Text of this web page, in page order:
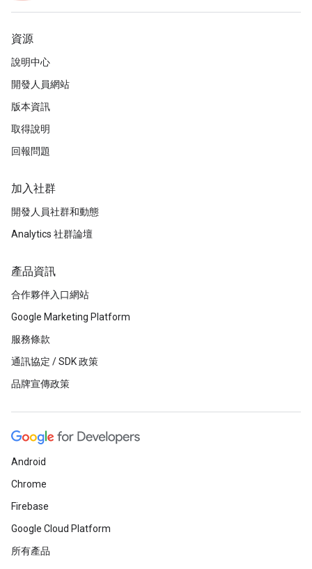
資源
說明中心
開發人員網站
版本資訊
取得說明
回報問題
加入社群
開發人員社群和動態
Analytics 社群論壇
產品資訊
合作夥伴入口網站
Google Marketing Platform
服務條款
通訊協定 / SDK 政策
品牌宣傳政策
Android
Chrome
Firebase
Google Cloud Platform
所有產品